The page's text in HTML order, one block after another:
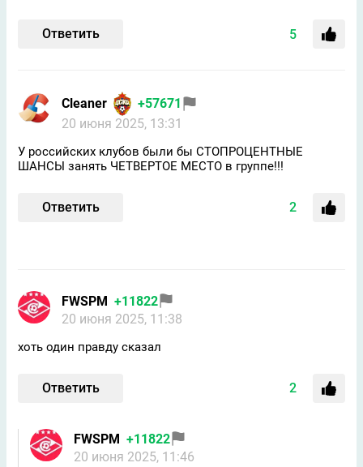
Ответить 5
Cleaner
+57671
20 июня 2025, 13:31
У российских клубов были бы СТОПРОЦЕНТНЫЕ
ШАНСЫ занять ЧЕТВЕРТОЕ МЕСТО в группе!!!
Ответить 2
FWSPM +11822
20 июня 2025, 11:38
хоть один правду сказал
Ответить 2
FWSPM +11822
20 июня 2025, 11:46